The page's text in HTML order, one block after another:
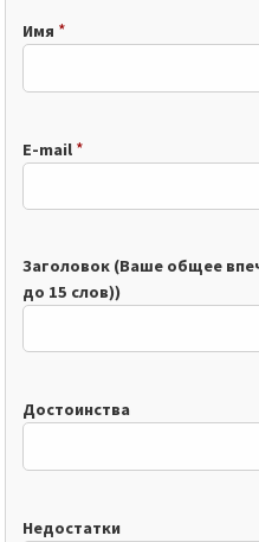
Имя *
E-mail *
Заголовок (Ваше общее
до 15 слов))
Достоинства
Недостатки